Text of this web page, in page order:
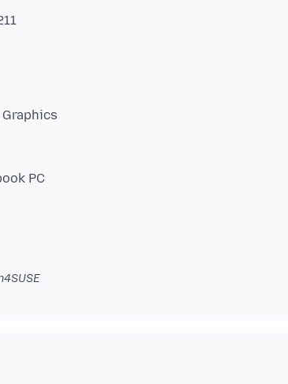
Graphics